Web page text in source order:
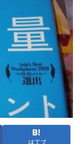
はてブ